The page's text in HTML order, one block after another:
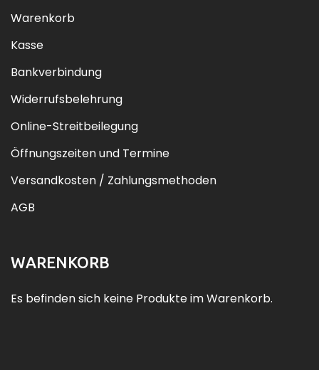
Warenkorb
Kasse
Bankverbindung
Widerrufsbelehrung
Online-Streitbeilegung
Öffnungszeiten und Termine
Versandkosten / Zahlungsmethoden
AGB
WARENKORB
Es befinden sich keine Produkte im Warenkorb.